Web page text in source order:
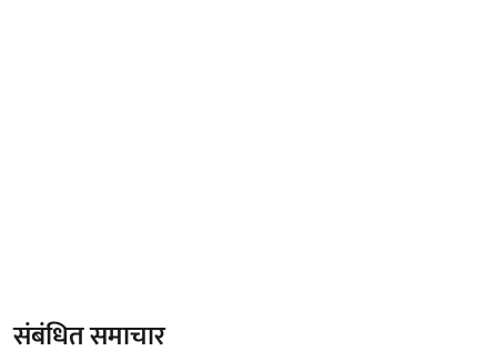
संबंधित समाचार